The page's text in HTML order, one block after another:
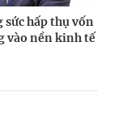
hấp thụ vốn
vào nền kinh tế